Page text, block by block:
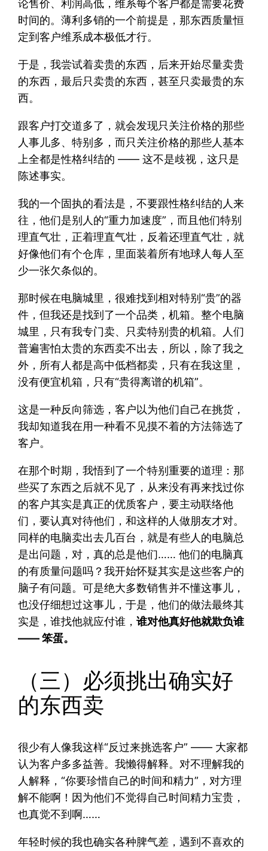
论售价、利润高低，维系每个客户都是需要花费
时间的。薄利多销的一个前提是，那东西质量恒
定到客户维系成本极低才行。
于是，我尝试着卖贵的东西，后来开始尽量卖贵
的东西，最后只卖贵的东西，甚至只卖最贵的东
西。
跟客户打交道多了，就会发现只关注价格的那些
人事儿多、特别多，而只关注价格的那些人基本
上全都是性格纠结的 —— 这不是歧视，这只是
陈述事实。
我的一个固执的看法是，不要跟性格纠结的人来
往，他们是别人的“重力加速度”，而且他们特别
理直气壮，正着理直气壮，反着还理直气壮，就
好像他们有个仓库，里面装着所有地球人每人至
少一张欠条似的。
那时候在电脑城里，很难找到相对特别“贵”的器
件，但我还是找到了一个品类，机箱。整个电脑
城里，只有我专门卖、只卖特别贵的机箱。人们
普遍害怕太贵的东西卖不出去，所以，除了我之
外，所有人都是高中低档都卖，只有在我这里，
没有便宜机箱，只有“贵得离谱的机箱”。
这是一种反向筛选，客户以为他们自己在挑货，
我却知道我在用一种看不见摸不着的方法筛选了
客户。
在那个时期，我悟到了一个特别重要的道理：那
些买了东西之后就不见了，从来没有再来找过你
的客户其实是真正的优质客户，要主动联络他
们，要认真对待他们，和这样的人做朋友才对。
同样的电脑卖出去几百台，就是有些人的电脑总
是出问题，对，真的总是他们…… 他们的电脑真
的有质量问题吗？我开始怀疑其实是这些客户的
脑子有问题。可是绝大多数销售并不懂这事儿，
也没仔细想过这事儿，于是，他们的做法最终其
实是，谁找他就应付谁，谁对他真好他就欺负谁
—— 笨蛋。
（三）必须挑出确实好
的东西卖
很少有人像我这样“反过来挑选客户” —— 大家都
认为客户多多益善。我懒得解释。对不理解我的
人解释，“你要珍惜自己的时间和精力”，对方理
解不能啊！因为他们不觉得自己时间精力宝贵，
也真觉不到啊……
年轻时候的我也确实各种脾气差，遇到不喜欢的